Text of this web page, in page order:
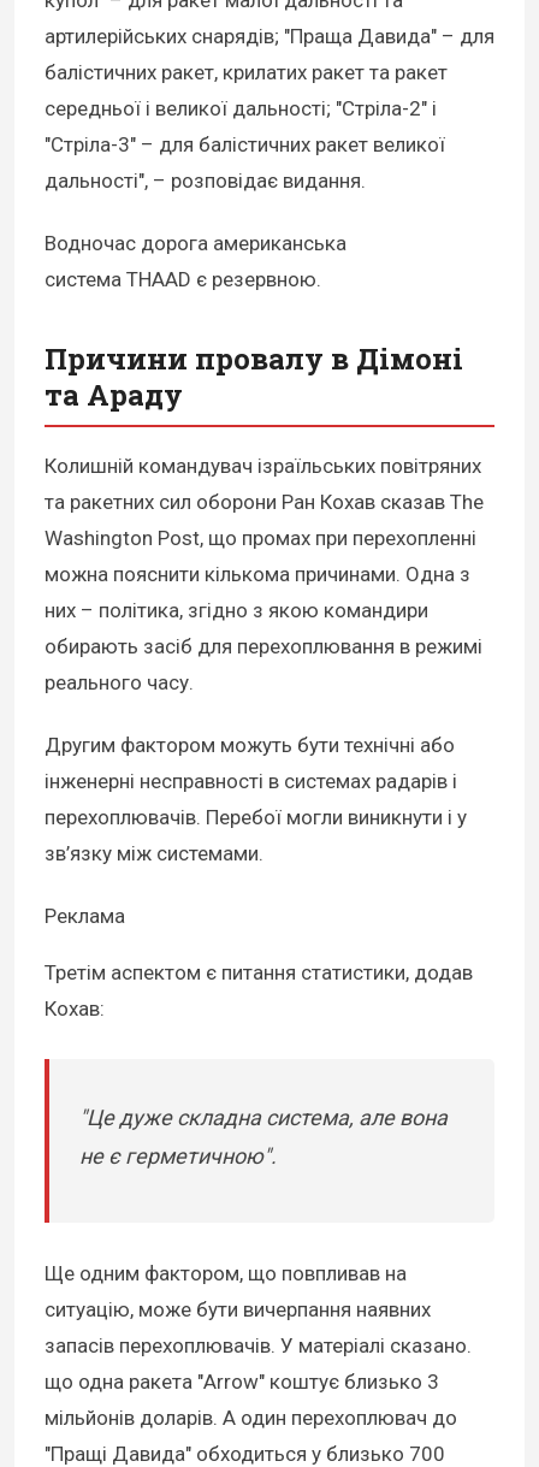
артилерійських снарядів; "Праща Давида" – для
балістичних ракет, крилатих ракет та ракет
середньої і великої дальності; "Стріла-2" і
"Стріла-3" – для балістичних ракет великої
дальності", – розповідає видання.
Водночас дорога американська
система THAAD є резервною.
Причини провалу в Дімоні
та Араду
Колишній командувач ізраїльських повітряних
та ракетних сил оборони Ран Кохав сказав The
Washington Post, що промах при перехопленні
можна пояснити кількома причинами. Одна з
них – політика, згідно з якою командири
обирають засіб для перехоплювання в режимі
реального часу.
Другим фактором можуть бути технічні або
інженерні несправності в системах радарів і
перехоплювачів. Перебої могли виникнути і у
зв’язку між системами.
Реклама
Третім аспектом є питання статистики, додав
Кохав:
"Це дуже складна система, але вона
не є герметичною".
Ще одним фактором, що повпливав на
ситуацію, може бути вичерпання наявних
запасів перехоплювачів. У матеріалі сказано.
що одна ракета "Arrow" коштує близько 3
мільйонів доларів. А один перехоплювач до
"Пращі Давида" обходиться у близько 700